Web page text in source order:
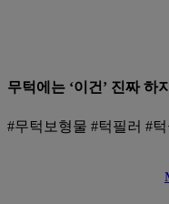
무턱에는 ‘이건’ 진짜 하
#무턱보형물 #턱필러 #턱